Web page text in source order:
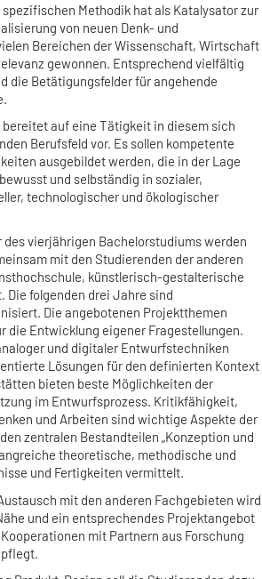
Methodik hat als Katalysator zur
von neuen Denk- und
Bereichen der Wissenschaft, Wirtschaft
gewonnen. Entsprechend vielfältig
die Betätigungsfelder für angehende
bereitet auf eine Tätigkeit in diesem sich
Berufsfeld vor. Es sollen kompetente
ausgebildet werden, die in der Lage
und selbständig in sozialer,
technologischer und ökologischer
vierjährigen Bachelorstudiums werden
mit den Studierenden der anderen
künstlerisch-gestalterische
Die folgenden drei Jahre sind
Die angebotenen Projektthemen
die Entwicklung eigener Fragestellungen.
und digitaler Entwurfstechniken
Lösungen für den definierten Kontext
bieten beste Möglichkeiten der
im Entwurfsprozess. Kritikfähigkeit,
und Arbeiten sind wichtige Aspekte der
zentralen Bestandteilen „Konzeption und
theoretische, methodische und
und Fertigkeiten vermittelt.
mit den anderen Fachgebieten wird
und ein entsprechendes Projektangebot
mit Partnern aus Forschung